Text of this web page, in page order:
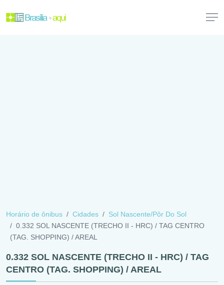
Horário de ônibus Cidades
Sol Nascente/Pôr Do Sol
0.332 SOL NASCENTE (TRECHO II - HRC) / TAG CENTRO
(TAG. SHOPPING) / AREAL
0.332 SOL NASCENTE (TRECHO II - HRC) / TAG
CENTRO (TAG. SHOPPING) / AREAL